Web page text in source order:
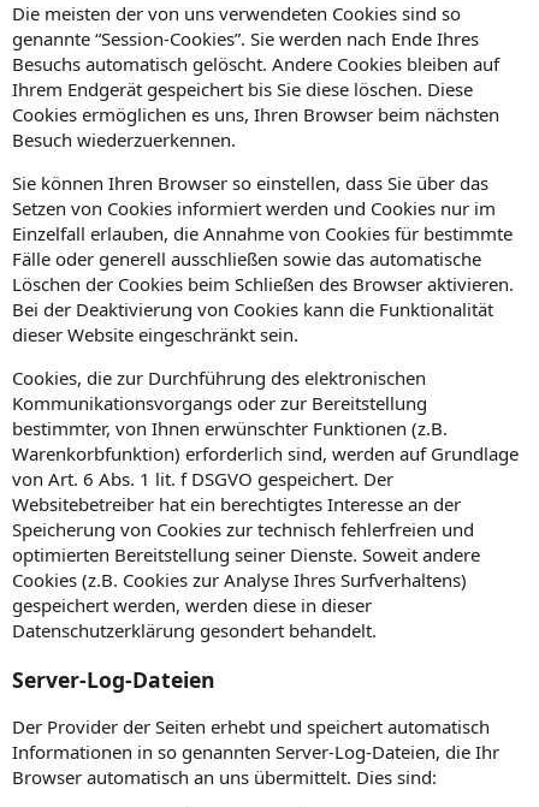
Die meisten der von uns verwendeten Cookies sind so
genannte “Session-Cookies”. Sie werden nach Ende Ihres
Besuchs automatisch gelöscht. Andere Cookies bleiben auf
Ihrem Endgerät gespeichert bis Sie diese löschen. Diese
Cookies ermöglichen es uns, Ihren Browser beim nächsten
Besuch wiederzuerkennen.
Sie können Ihren Browser so einstellen, dass Sie über das
Setzen von Cookies informiert werden und Cookies nur im
Einzelfall erlauben, die Annahme von Cookies für bestimmte
Fälle oder generell ausschließen sowie das automatische
Löschen der Cookies beim Schließen des Browser aktivieren.
Bei der Deaktivierung von Cookies kann die Funktionalität
dieser Website eingeschränkt sein.
Cookies, die zur Durchführung des elektronischen
Kommunikationsvorgangs oder zur Bereitstellung
bestimmter, von Ihnen erwünschter Funktionen (z.B.
Warenkorbfunktion) erforderlich sind, werden auf Grundlage
von Art. 6 Abs. 1 lit. f DSGVO gespeichert. Der
Websitebetreiber hat ein berechtigtes Interesse an der
Speicherung von Cookies zur technisch fehlerfreien und
optimierten Bereitstellung seiner Dienste. Soweit andere
Cookies (z.B. Cookies zur Analyse Ihres Surfverhaltens)
gespeichert werden, werden diese in dieser
Datenschutzerklärung gesondert behandelt.
Server-Log-Dateien
Der Provider der Seiten erhebt und speichert automatisch
Informationen in so genannten Server-Log-Dateien, die Ihr
Browser automatisch an uns übermittelt. Dies sind: